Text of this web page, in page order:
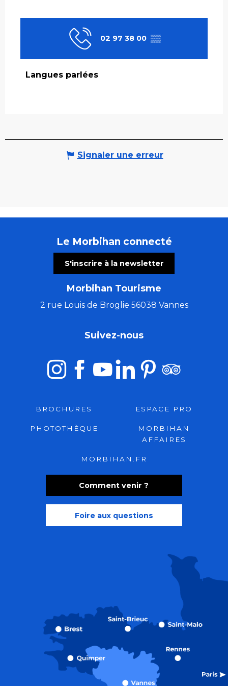
02 97 38 00 ▒▒
Langues parlées
Langues parlées
Signaler une erreur
Le Morbihan connecté
S'inscrire à la newsletter
Morbihan Tourisme
2 rue Louis de Broglie 56038 Vannes
Comment venir ?
Foire aux questions
Suivez-nous
BROCHURES ESPACE PRO
PHOTOTHÈQUE
MORBIHAN
AFFAIRES
MORBIHAN.FR